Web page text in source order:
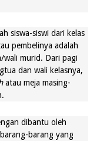
siswa-siswi dari kelas
pembelinya adalah
wali murid. Dari pagi
dan wali kelasnya,
atau meja masing-
dibantu oleh
barang yang